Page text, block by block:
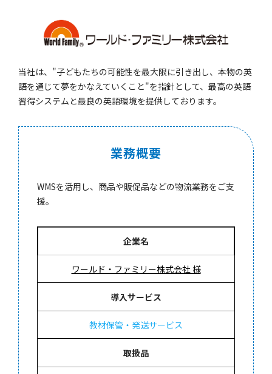
当社は、"子どもたちの可能性を最大限に引き出し、本物の英
語を通じて夢をかなえていくこと"を指針として、最高の英語
習得システムと最良の英語環境を提供しております。
業務概要
WMSを活用し、商品や販促品などの物流業務をご支
援。
企業名
ワールド・ファミリー株式会社 様
導入サービス
教材保管・発送サービス
取扱品